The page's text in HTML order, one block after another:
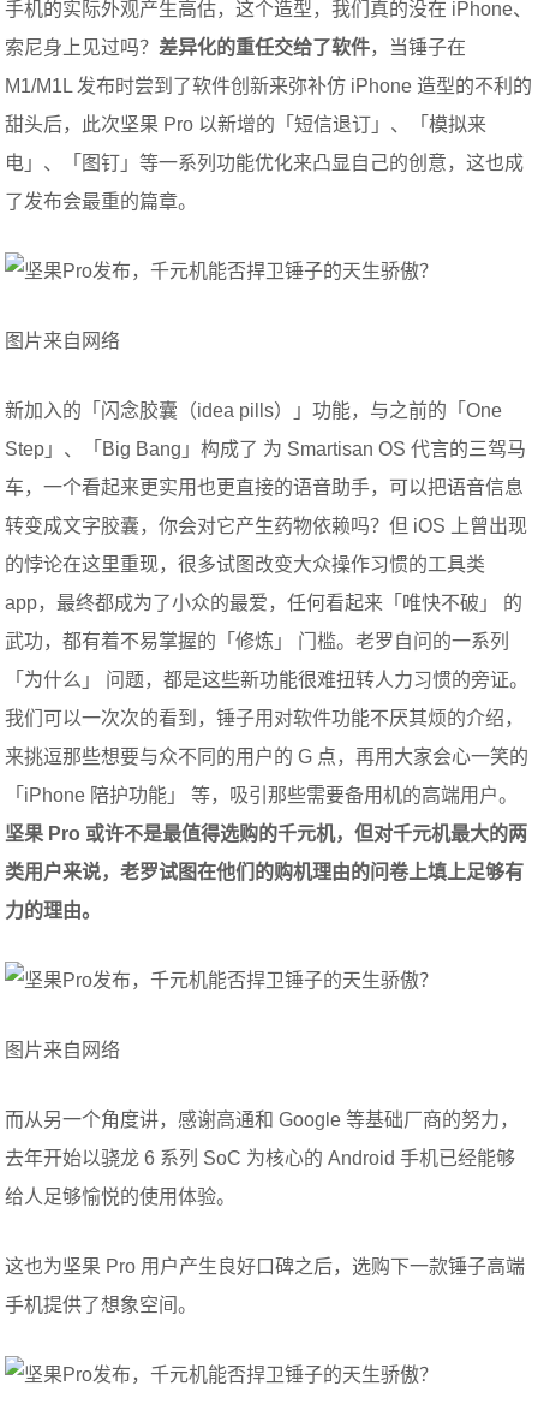
手机的实际外观产生高估，这个造型，我们真的没在 iPhone、
索尼身上见过吗？ 差异化的重任交给了软件，当锤子在
M1/M1L 发布时尝到了软件创新来弥补仿 iPhone 造型的不利的
甜头后，此次坚果 Pro 以新增的「短信退订」、「模拟来
电」、「图钉」等一系列功能优化来凸显自己的创意，这也成
了发布会最重的篇章。
图片来自网络
新加入的「闪念胶囊（idea pills）」功能，与之前的「One
Step」、「Big Bang」构成了 为 Smartisan OS 代言的三驾马
车，一个看起来更实用也更直接的语音助手，可以把语音信息
转变成文字胶囊，你会对它产生药物依赖吗？但 iOS 上曾出现
的悖论在这里重现，很多试图改变大众操作习惯的工具类
app，最终都成为了小众的最爱，任何看起来「唯快不破」 的
武功，都有着不易掌握的「修炼」 门槛。老罗自问的一系列
「为什么」 问题，都是这些新功能很难扭转人力习惯的旁证。
我们可以一次次的看到，锤子用对软件功能不厌其烦的介绍，
来挑逗那些想要与众不同的用户的 G 点，再用大家会心一笑的
「iPhone 陪护功能」 等，吸引那些需要备用机的高端用户。
坚果 Pro 或许不是最值得选购的千元机，但对千元机最大的两
类用户来说，老罗试图在他们的购机理由的问卷上填上足够有
力的理由。
图片来自网络
而从另一个角度讲，感谢高通和 Google 等基础厂商的努力，
去年开始以骁龙 6 系列 SoC 为核心的 Android 手机已经能够
给人足够愉悦的使用体验。
这也为坚果 Pro 用户产生良好口碑之后，选购下一款锤子高端
手机提供了想象空间。